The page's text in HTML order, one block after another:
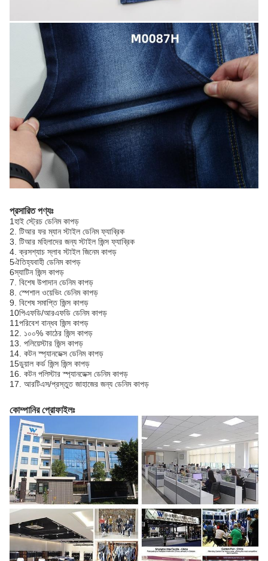
প্রসারিত পণ্যঃ
1হাই স্ট্রেচ ডেনিম কাপড়
2. টিআর ফর ম্যান স্টাইল ডেনিম ফ্যাব্রিক
3. টিআর মহিলাদের জন্য স্টাইল জিন্স ফ্যাব্রিক
4. ক্রসশ্যাচ স্লাব স্টাইল জিনেম কাপড়
5ঐতিহ্যবাহী ডেনিম কাপড়
6স্যাটিন জিন্স কাপড়
7. বিশেষ উপাদান ডেনিম কাপড়
8. স্পেশাল ওয়েভিং ডেনিম কাপড়
9. বিশেষ সমাপ্তি জিন্স কাপড়
10পিএফডি/আরএফডি ডেনিম কাপড়
11পরিবেশ বান্ধব জিন্স কাপড়
12. ১০০% কাঠের জিন্স কাপড়
13. পলিয়েস্টার জিন্স কাপড়
14. কটন স্প্যানডেক্স ডেনিম কাপড়
15ডুয়াল কর্ড জিন্স জিন্স কাপড়
16. কটন পলিস্টার স্প্যানডেক্স ডেনিম কাপড়
17. আরটিএস/প্রস্তুত জাহাজের জন্য ডেনিম কাপড়
কোম্পানির প্রোফাইলঃ